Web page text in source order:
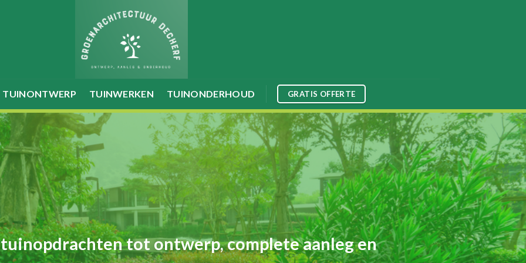
TUINONTWERP TUINWERKEN TUINONDERHOUD GRATIS OFFERTE
tot ontwerp, complete aanleg en